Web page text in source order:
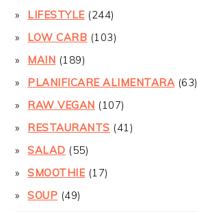
LIFESTYLE(244)
LOW CARB (103)
MAIN (189)
PLANIFICARE ALIMENTARA(63)
RAW VEGAN (107)
RESTAURANTS (41)
SALAD (55)
SMOOTHIE(17)
SOUP (49)